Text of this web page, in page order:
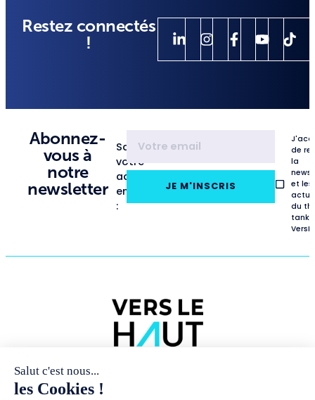
Restez connectés
!
Abonnez-
vous à
notre
newsletter
Saisissez
votre
adresse
email
:
JE M'INSCRIS
de
la
et les
du
tank
NOUS
CONNAÎTRE